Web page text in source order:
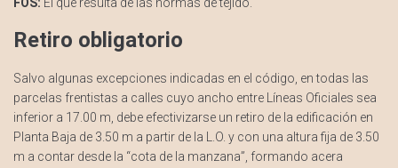
Retiro obligatorio
Salvo algunas excepciones indicadas en el código, en todas las
parcelas frentistas a calles cuyo ancho entre Líneas Oficiales sea
inferior a 17.00 m, debe efectivizarse un retiro de la edificación en
Planta Baja de 3.50 m a partir de la L.O. y con una altura fija de 3.50
m a contar desde la “cota de la manzana”, formando acera